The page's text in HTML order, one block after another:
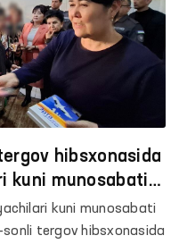
hibsxonasida
kuni munosabati
kuni munosabati
tergov hibsxonasida